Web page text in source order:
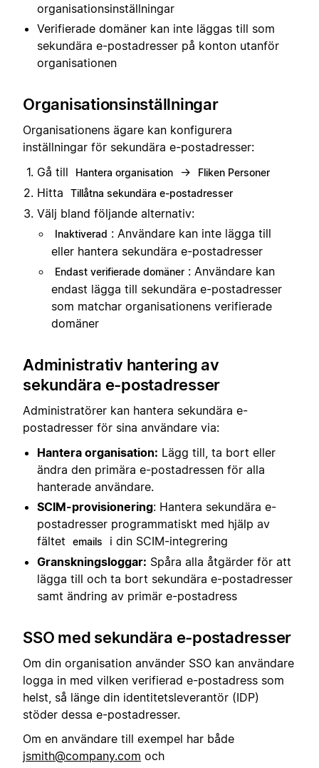
organisationsinställningar
Verifierade domäner kan inte läggas till som
sekundära e-postadresser på konton utanför
organisationen
Organisationsinställningar
Organisationens ägare kan konfigurera
inställningar för sekundära e-postadresser:
Gå till
Hantera organisation → Fliken Personer
Hitta Tillåtna sekundära e-postadresser
Välj bland följande alternativ:
Inaktiverad : Användare kan inte lägga till
eller hantera sekundära e-postadresser
Endast verifierade domäner : Användare kan
endast lägga till sekundära e-postadresser
som matchar organisationens verifierade
domäner
Administrativ hantering av
sekundära e-postadresser
Administratörer kan hantera sekundära e-
postadresser för sina användare via:
Hantera organisation: Lägg till, ta bort eller
ändra den primära e-postadressen för alla
hanterade användare.
SCIM-provisionering: Hantera sekundära e-
postadresser programmatiskt med hjälp av
fältet
emails
i din SCIM-integrering
Granskningsloggar: Spåra alla åtgärder för att
lägga till och ta bort sekundära e-postadresser
samt ändring av primär e-postadress
SSO med sekundära e-postadresser
Om din organisation använder SSO kan användare
logga in med vilken verifierad e-postadress som
helst, så länge din identitetsleverantör (IDP)
stöder dessa e-postadresser.
Om en användare till exempel har både
jsmith@company.com och